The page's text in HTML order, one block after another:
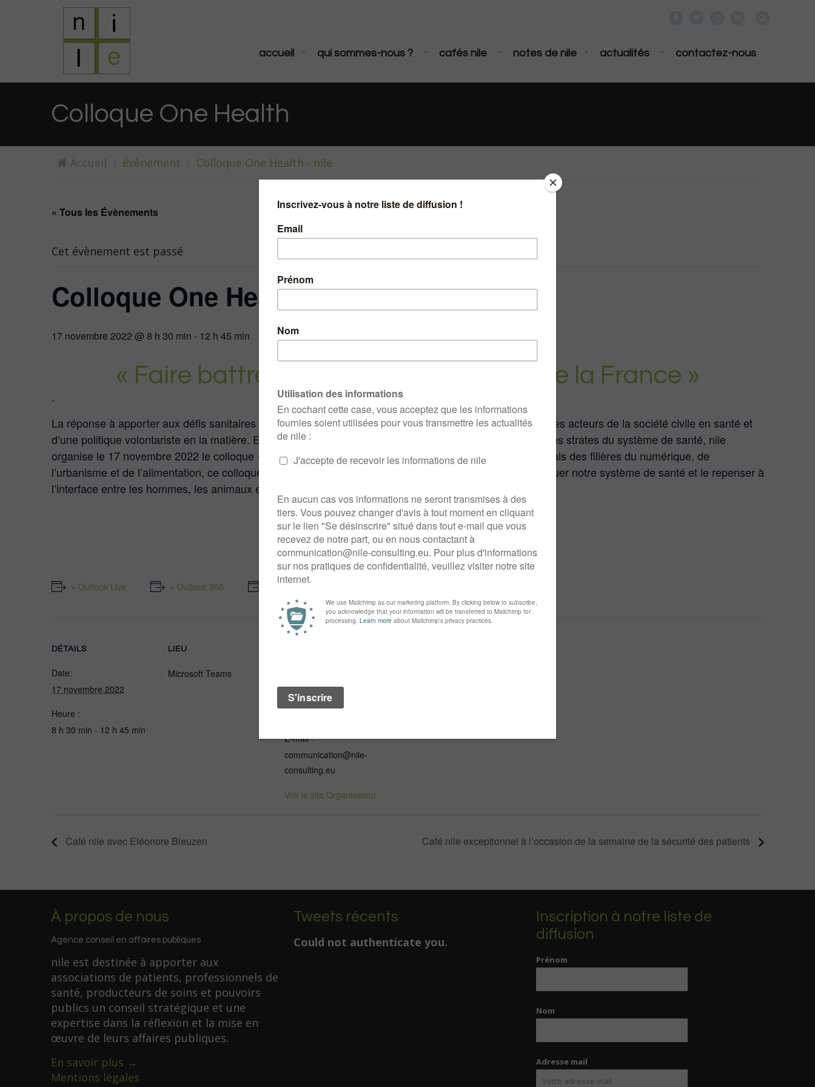
accueil qui sommes-nous ? cafés nile notes de nile actualités contactez-nous
Colloque One Health
Accueil évènement Colloque One Health - nile
« Tous les Évènements
Cet évènement est passé
Colloque One Health
17 novembre 2022 @ 8 h 30 min - 12 h 45 min
« Faire battre le One Health au cœur de la France »
.
La réponse à apporter aux défis sanitaires et environnementaux implique la mobilisation concomitante des acteurs de la société civile en santé et
d’une politique volontariste en la matière. Engagé dans la diffusion du concept One Health dans toutes les strates du système de santé, nile
organise le 17 novembre 2022 le colloque « Faire battre le One Health au cœur de la France ». Par le biais des filières du numérique, de
l’urbanisme et de l’alimentation, ce colloque contribuera à l’essor de solutions innovantes pour faire évoluer notre système de santé et le repenser à
l’interface entre les hommes, les animaux et les écosystèmes.
INSCRIPTIONS
+ Outlook Live + Outlook 365 + Google Agenda
DÉTAILS
Date:
17 novembre 2022
Heure :
8 h 30 min - 12 h 45 min
LIEU
Microsoft Teams
Téléphone :
E-mail :
communication@nile-
consulting.eu
Voir le site Organisateur
Café nile avec Eléonore Bleuzen Café nile exceptionnel à l’occasion de la semaine de la sécurité des patients
À propos de nous
Agence conseil en affaires publiques
nile est destinée à apporter aux
associations de patients, professionnels de
santé, producteurs de soins et pouvoirs
publics un conseil stratégique et une
expertise dans la réflexion et la mise en
œuvre de leurs affaires publiques.
En savoir plus →
Mentions légales
Tweets récents
Could not authenticate you.
Inscription à notre liste de
diffusion
Prénom
Nom
Adresse mail